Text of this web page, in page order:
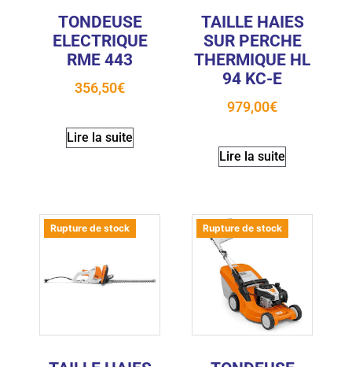
TONDEUSE
ELECTRIQUE
RME 443
356,50€
Lire la suite
TAILLE HAIES
SUR PERCHE
THERMIQUE HL
94 KC-E
979,00€
Lire la suite
Rupture de stock Rupture de stock